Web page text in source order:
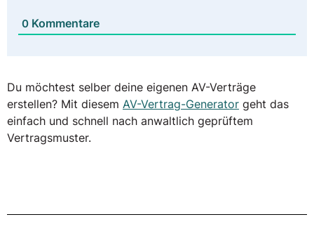
0 Kommentare
Du möchtest selber deine eigenen AV-Verträge
erstellen? Mit diesem AV-Vertrag-Generator geht das
einfach und schnell nach anwaltlich geprüftem
Vertragsmuster.